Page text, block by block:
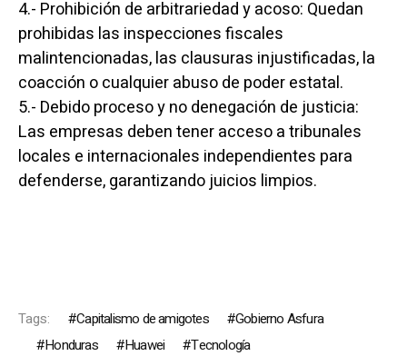
4.- Prohibición de arbitrariedad y acoso: Quedan
prohibidas las inspecciones fiscales
malintencionadas, las clausuras injustificadas, la
coacción o cualquier abuso de poder estatal.
5.- Debido proceso y no denegación de justicia:
Las empresas deben tener acceso a tribunales
locales e internacionales independientes para
defenderse, garantizando juicios limpios.
Tags: Capitalismo de amigotes
Gobierno Asfura
Honduras
Huawei Tecnología